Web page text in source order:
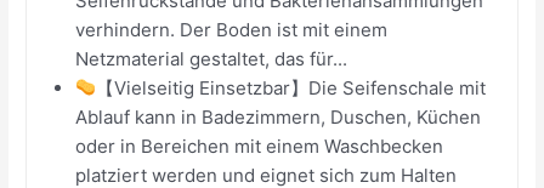
verhindern. Der Boden ist mit einem
Netzmaterial gestaltet, das für...
【Vielseitig Einsetzbar】Die Seifenschale mit
Ablauf kann in Badezimmern, Duschen, Küchen
oder in Bereichen mit einem Waschbecken
platziert werden und eignet sich zum Halten